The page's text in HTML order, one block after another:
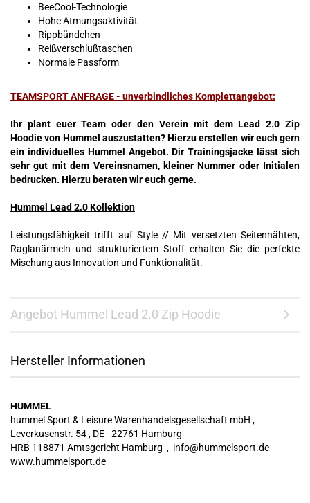
BeeCool-Technologie
Hohe Atmungsaktivität
Rippbündchen
Reißverschlußtaschen
Normale Passform
TEAMSPORT ANFRAGE - unverbindliches Komplettangebot:
Ihr plant euer Team oder den Verein mit dem Lead 2.0 Zip
Hoodie von Hummel auszustatten? Hierzu erstellen wir euch gern
ein individuelles Hummel Angebot. Dir Trainingsjacke lässt sich
sehr gut mit dem Vereinsnamen, kleiner Nummer oder Initialen
bedrucken. Hierzu beraten wir euch gerne.
Hummel Lead 2.0 Kollektion
Leistungsfähigkeit trifft auf Style // Mit versetzten Seitennähten,
Raglanärmeln und strukturiertem Stoff erhalten Sie die perfekte
Mischung aus Innovation und Funktionalität.
Angebot Hummel Lead 2.0 Zip Hoodie
Hersteller Informationen
HUMMEL
hummel Sport & Leisure Warenhandelsgesellschaft mbH ,
Leverkusenstr. 54 , DE - 22761 Hamburg
HRB 118871 Amtsgericht Hamburg , info@hummelsport.de
www.hummelsport.de